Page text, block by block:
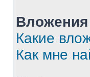
Вложения
Какие
Как мне